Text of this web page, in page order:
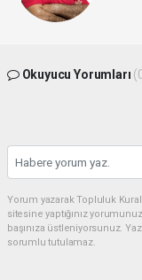
Okuyucu Yorumları
Yorum yazarak Topluluk
sitesine yaptığınız
başınıza üstleniyorsunuz.
sorumlu tutulamaz.